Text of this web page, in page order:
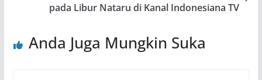
pada Libur Nataru di Kanal Indonesiana TV
Anda Juga Mungkin Suka